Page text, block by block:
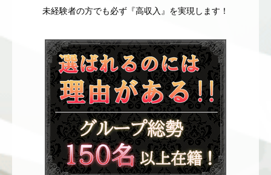
未経験者の方でも必ず『高収入』を実現します！